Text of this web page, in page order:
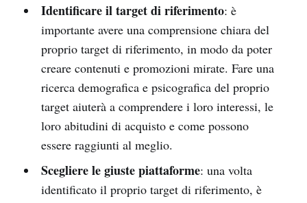
Identificare il target di riferimento: è
importante avere una comprensione chiara del
proprio target di riferimento, in modo da poter
creare contenuti e promozioni mirate. Fare una
ricerca demografica e psicografica del proprio
target aiuterà a comprendere i loro interessi, le
loro abitudini di acquisto e come possono
essere raggiunti al meglio.
Scegliere le giuste piattaforme: una volta
identificato il proprio target di riferimento, è